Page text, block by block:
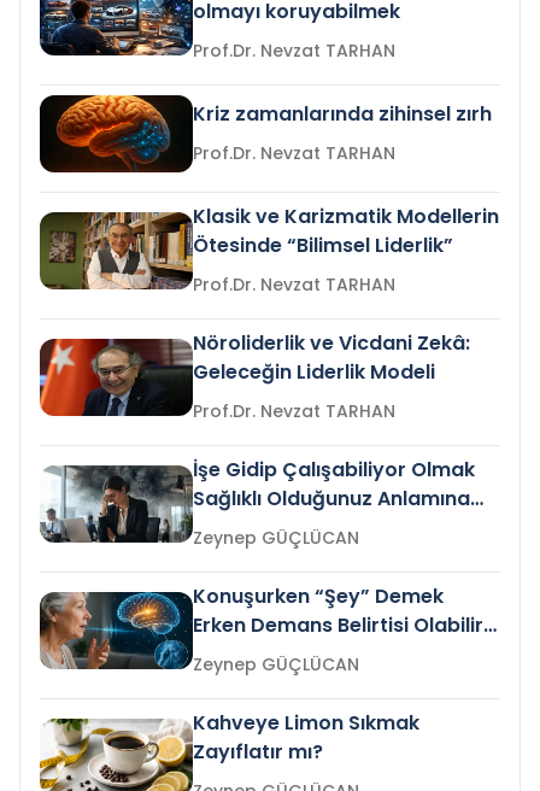
olmayı koruyabilmek
Prof.Dr. Nevzat TARHAN
Kriz zamanlarında zihinsel zırh
Prof.Dr. Nevzat TARHAN
Klasik ve Karizmatik Modellerin
Ötesinde “Bilimsel Liderlik”
Prof.Dr. Nevzat TARHAN
Nöroliderlik ve Vicdani Zekâ:
Geleceğin Liderlik Modeli
Prof.Dr. Nevzat TARHAN
İşe Gidip Çalışabiliyor Olmak
Sağlıklı Olduğunuz Anlamına
Gelir mi?Zeynep GÜÇLÜCAN
Konuşurken “Şey” Demek
Erken Demans Belirtisi Olabilir
mi?
Zeynep GÜÇLÜCAN
Kahveye Limon Sıkmak
Zayıflatır mı?